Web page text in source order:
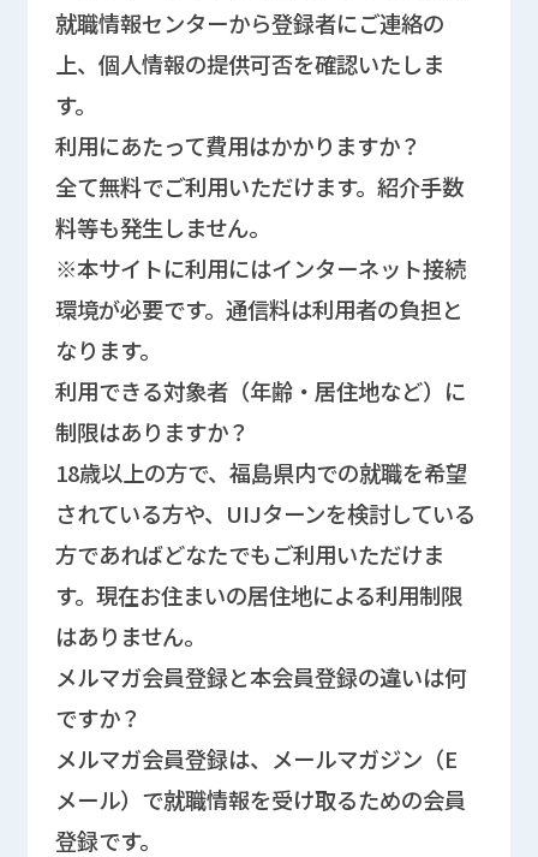
就職情報センターから登録者にご連絡の
上、個人情報の提供可否を確認いたしま
す。
利用にあたって費用はかかりますか？
全て無料でご利用いただけます。紹介手数
料等も発生しません。
※本サイトに利用にはインターネット接続
環境が必要です。通信料は利用者の負担と
なります。
利用できる対象者（年齢・居住地など）に
制限はありますか？
18歳以上の方で、福島県内での就職を希望
されている方や、UIJターンを検討している
方であればどなたでもご利用いただけま
す。現在お住まいの居住地による利用制限
はありません。
メルマガ会員登録と本会員登録の違いは何
ですか？
メルマガ会員登録は、メールマガジン（E
メール）で就職情報を受け取るための会員
登録です。